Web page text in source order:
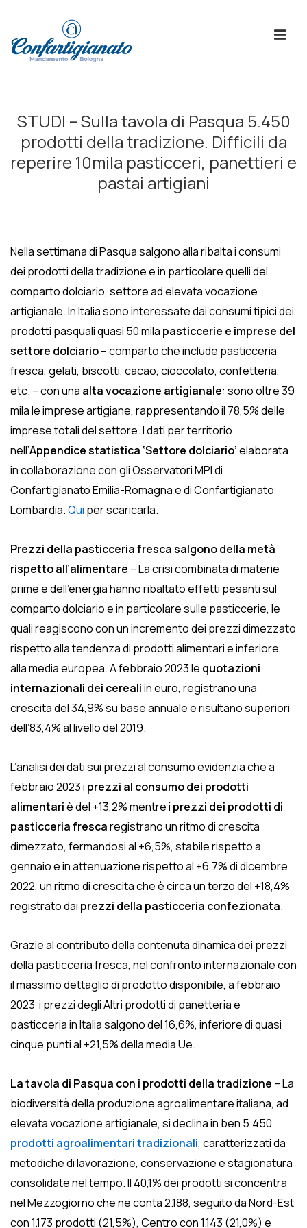
Principale
STUDI – Sulla tavola di Pasqua 5.450
prodotti della tradizione. Difficili da
reperire 10mila pasticceri, panettieri e
pastai artigiani
Nella settimana di Pasqua salgono alla ribalta i consumi
dei prodotti della tradizione e in particolare quelli del
comparto dolciario, settore ad elevata vocazione
artigianale. In Italia sono interessate dai consumi tipici dei
prodotti pasquali quasi 50 mila pasticcerie e imprese del
settore dolciario– comparto che include pasticceria
fresca, gelati, biscotti, cacao, cioccolato, confetteria,
etc. – con una alta vocazione artigianale: sono oltre 39
mila le imprese artigiane, rappresentando il 78,5% delle
imprese totali del settore. I dati per territorio
nell’Appendice statistica ‘Settore dolciario’elaborata
in collaborazione con gli Osservatori MPI di
Confartigianato Emilia-Romagna e di Confartigianato
Lombardia.Qui per scaricarla.
Prezzi della pasticceria fresca salgono della metà
rispetto all’alimentare – La crisi combinata di materie
prime e dell’energia hanno ribaltato effetti pesanti sul
comparto dolciario e in particolare sulle pasticcerie, le
quali reagiscono con un incremento dei prezzi dimezzato
rispetto alla tendenza di prodotti alimentari e inferiore
alla media europea. A febbraio 2023 le quotazioni
internazionali dei cerealiin euro, registrano una
crescita del 34,9% su base annuale e risultano superiori
dell’83,4% al livello del 2019.
L’analisi dei dati sui prezzi al consumo evidenzia che a
febbraio 2023 i prezzi al consumo dei prodotti
alimentariè del +13,2% mentre i prezzi dei prodotti di
pasticceria frescaregistrano un ritmo di crescita
dimezzato, fermandosi al +6,5%, stabile rispetto a
gennaio e in attenuazione rispetto al +6,7% di dicembre
2022, un ritmo di crescita che è circa un terzo del +18,4%
registrato dai prezzi della pasticceria confezionata.
Grazie al contributo della contenuta dinamica dei prezzi
della pasticceria fresca, nel confronto internazionale con
il massimo dettaglio di prodotto disponibile, a febbraio
2023 i prezzi degli Altri prodotti di panetteria e
pasticceria in Italia salgono del 16,6%, inferiore di quasi
cinque punti al +21,5% della media Ue.
La tavola di Pasqua con i prodotti della tradizione – La
biodiversità della produzione agroalimentare italiana, ad
elevata vocazione artigianale, si declina in ben 5.450
prodotti agroalimentari tradizionali, caratterizzati da
metodiche di lavorazione, conservazione e stagionatura
consolidate nel tempo. Il 40,1% dei prodotti si concentra
nel Mezzogiorno che ne conta 2.188, seguito da Nord-Est
con 1.173 prodotti (21,5%), Centro con 1.143 (21,0%) e